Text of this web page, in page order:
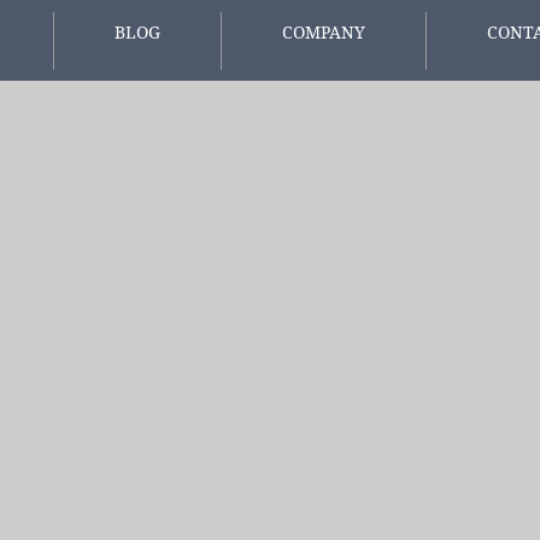
BLOG
COMPANY